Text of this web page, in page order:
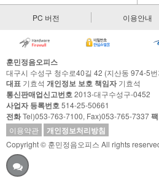
PC 버전 이용안내
훈민정음오피스
대구시 수성구 청수로40길 42 (지산동 974-5번
대표 기효석 개인정보 보호 책임자기효석
통신판매업신고번호2013-대구수성구-0452
사업자 등록번호514-25-50661
전화Tel)053-763-7100, Fax)053-765-7337
이용약관
개인정보처리방침
Copyright © 훈민정음오피스 All rights